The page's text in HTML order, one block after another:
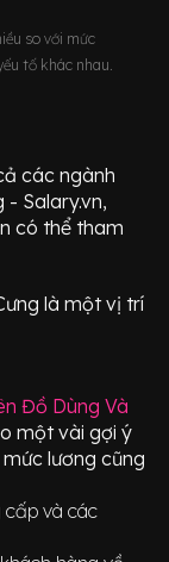
so với mức
tố khác nhau.
các ngành
- Salary.vn,
có thể tham
là một vị trí
Đồ Dùng Và
một vài gợi ý
lương cũng
và các